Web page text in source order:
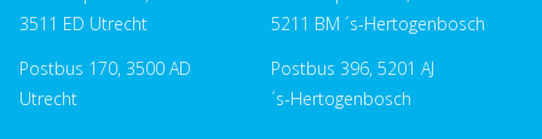
3511 ED Utrecht
Postbus 170, 3500 AD
Utrecht
5211 BM ´s-Hertogenbosch
Postbus 396, 5201 AJ
´s-Hertogenbosch